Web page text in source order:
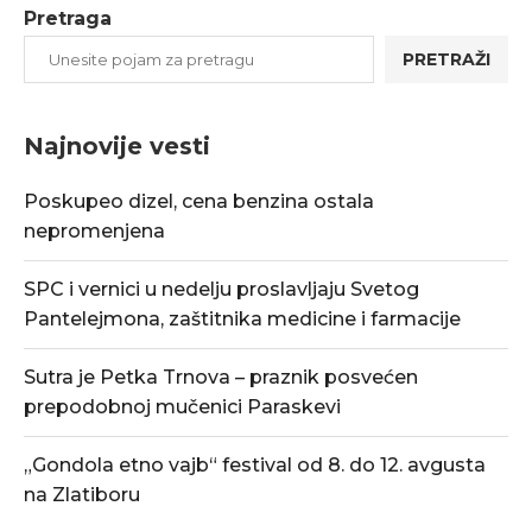
Pretraga
PRETRAŽI
Najnovije vesti
Poskupeo dizel, cena benzina ostala
nepromenjena
SPC i vernici u nedelju proslavljaju Svetog
Pantelejmona, zaštitnika medicine i farmacije
Sutra je Petka Trnova – praznik posvećen
prepodobnoj mučenici Paraskevi
„Gondola etno vajb“ festival od 8. do 12. avgusta
na Zlatiboru